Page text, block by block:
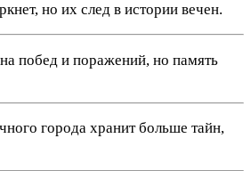
но их след в истории вечен.
побед и поражений, но память
города хранит больше тайн,